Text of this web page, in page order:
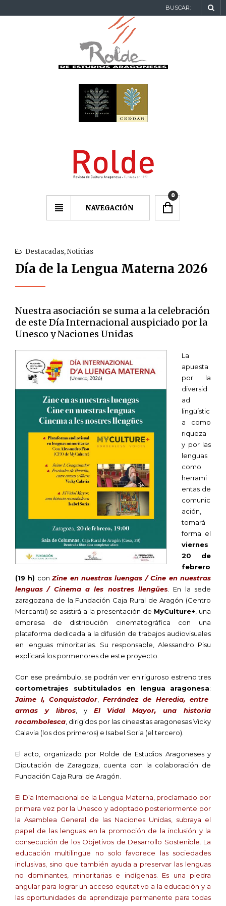
BUSCAR:
NAVEGACIÓN
0
Destacadas,Noticias
Día de la Lengua Materna 2026
Nuestra asociación se suma a la celebración
de este Día Internacional auspiciado por la
Unesco y Naciones Unidas
La
apuesta
por la
diversid
ad
lingüístic
a como
riqueza
y por las
lenguas
como
herrami
entas de
comunic
ación,
tomará
forma el
viernes
20 de
febrero
(19 h) conZine en nuestras luengas / Cine en nuestras
lenguas / Cinema a les nostres llengües . En la sede
zaragozana de la Fundación Caja Rural de Aragón (Centro
Mercantil) se asistirá a la presentación de MyCulture+ , una
empresa de distribución cinematográfica con una
plataforma dedicada a la difusión de trabajos audiovisuales
en lenguas minoritarias. Su responsable, Alessandro Pisu
explicará los pormenores de este proyecto.
Con ese preámbulo, se podrán ver en riguroso estreno tres
cortometrajes subtitulados en lengua aragonesa:
Jaime I, Conquistador
Ferrández de Heredia, entre
armas y libros, y El Vidal Mayor, una historia
rocambolesca , dirigidos por las cineastas aragonesas Vicky
Calavia (los dos primeros) e Isabel Soria (el tercero).
El acto, organizado por Rolde de Estudios Aragoneses y
Diputación de Zaragoza, cuenta con la colaboración de
Fundación Caja Rural de Aragón.
El Día Internacional de la Lengua Materna, proclamado por
primera vez por la Unesco y adoptado posteriormente por
la Asamblea General de las Naciones Unidas, subraya el
papel de las lenguas en la promoción de la inclusión y la
consecución de los Objetivos de Desarrollo Sostenible. La
educación multilingüe no solo favorece las sociedades
inclusivas, sino que también ayuda a preservar las lenguas
no dominantes, minoritarias e indígenas. Es una piedra
angular para lograr un acceso equitativo a la educación y a
las oportunidades de aprendizaje permanente para todas